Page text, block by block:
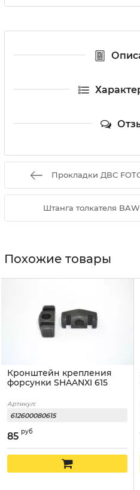
Прокладки ДВС
Штанга толкателя
Похожие товары
Кронштейн крепления
форсунки SHAANXI 615
Артикул:
612600080615
85 руб